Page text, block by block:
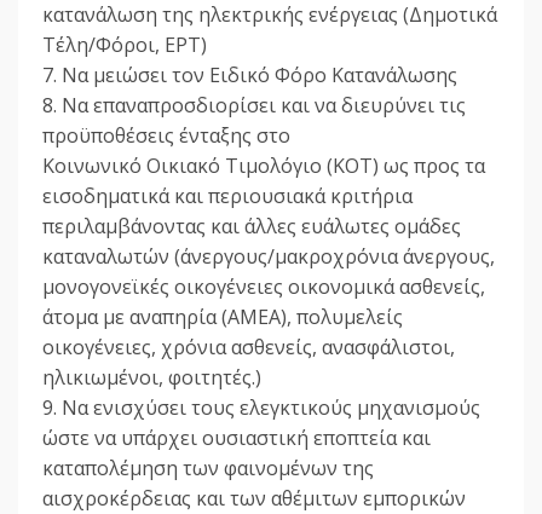
κατανάλωση της ηλεκτρικής ενέργειας (Δημοτικά
Τέλη/Φόροι, ΕΡΤ)
7. Να μειώσει τον Ειδικό Φόρο Κατανάλωσης
8. Να επαναπροσδιορίσει και να διευρύνει τις
προϋποθέσεις ένταξης στο
Κοινωνικό Οικιακό Τιμολόγιο (ΚΟΤ) ως προς τα
εισοδηματικά και περιουσιακά κριτήρια
περιλαμβάνοντας και άλλες ευάλωτες ομάδες
καταναλωτών (άνεργους/μακροχρόνια άνεργους,
μονογονεϊκές οικογένειες οικονομικά ασθενείς,
άτομα με αναπηρία (ΑMEA), πολυμελείς
οικογένειες, χρόνια ασθενείς, ανασφάλιστοι,
ηλικιωμένοι, φοιτητές.)
9. Να ενισχύσει τους ελεγκτικούς μηχανισμούς
ώστε να υπάρχει ουσιαστική εποπτεία και
καταπολέμηση των φαινομένων της
αισχροκέρδειας και των αθέμιτων εμπορικών